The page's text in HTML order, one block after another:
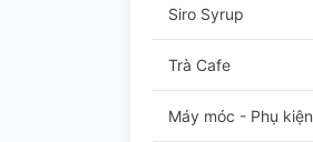
Siro Syrup
Trà Cafe
Máy móc - Phụ kiện